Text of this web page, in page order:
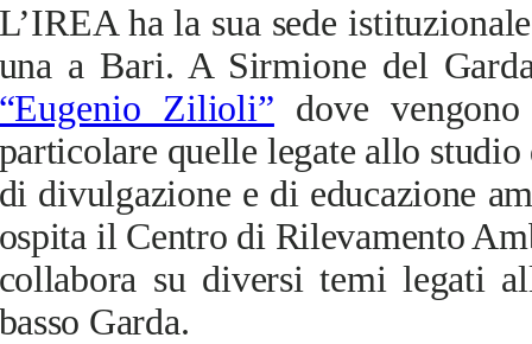
ha la sua sede
a Bari. A Sirmione del
Zilioli” dove
quelle legate allo
divulgazione e di educazione
il Centro di Rilevamento
su diversi temi legati
Garda.